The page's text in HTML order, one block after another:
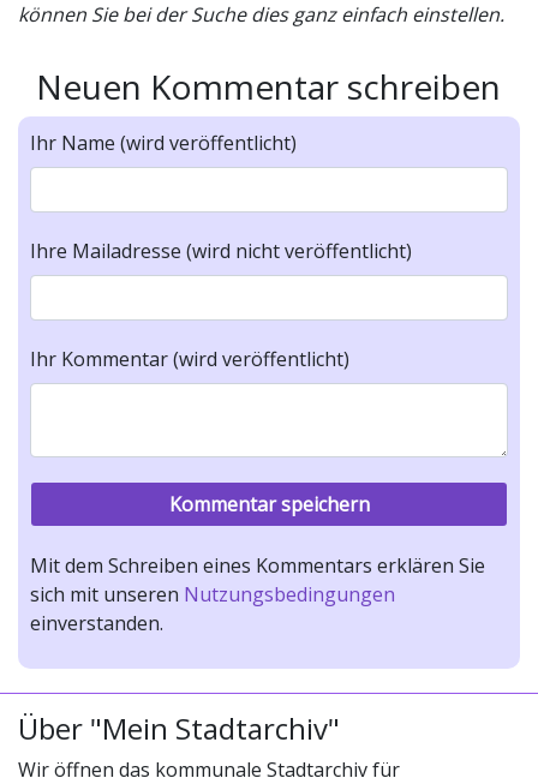
können Sie bei der Suche dies ganz einfach einstellen.
Neuen Kommentar schreiben
Ihr Name (wird veröffentlicht)
Ihre Mailadresse (wird nicht veröffentlicht)
Ihr Kommentar (wird veröffentlicht)
Mit dem Schreiben eines Kommentars erklären Sie
sich mit unseren Nutzungsbedingungen
einverstanden.
Über "Mein Stadtarchiv"
Wir öffnen das kommunale Stadtarchiv für